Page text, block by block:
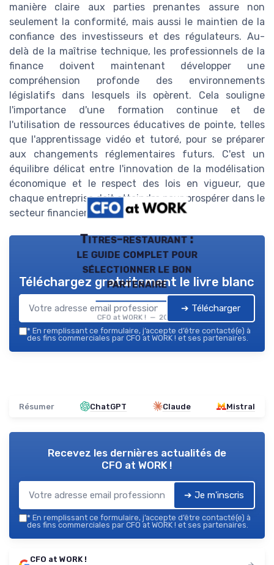
manière claire aux parties prenantes assure non
seulement la conformité, mais aussi le maintien de la
confiance des investisseurs et des régulateurs. Au-
delà de la maîtrise technique, les professionnels de la
finance doivent maintenant développer une
compréhension profonde des environnements
législatifs dans lesquels ils opèrent. Cela souligne
l'importance d'une formation continue et de
l'utilisation de ressources éducatives de pointe, telles
que l'apprentissage vidéo et tutoré, pour se préparer
aux changements réglementaires futurs. C'est un
équilibre délicat entre l'innovation de la modélisation
économique et le respect des lois en vigueur, que
chaque entreprise doit atteindre pour prospérer dans le
secteur financier moderne.
Titres-restaurant :
le guide complet pour
sélectionner le bon
partenaire
CFO at WORK ! — 2026
Téléchargez gratuitement le livre blanc
➔ Télécharger
* En remplissant ce formulaire, j’accepte d’être contacté(e) à
des fins commerciales par CFO at WORK ! et ses partenaires.
Résumer ChatGPT Claude Mistral
Recevez les dernières actualités de
CFO at WORK !
➔ Je m'inscris
* En remplissant ce formulaire, j’accepte d’être contacté(e) à
des fins commerciales par CFO at WORK ! et ses partenaires.
CFO at WORK !